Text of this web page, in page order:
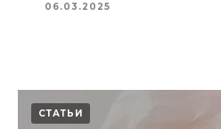
06.03.2025
СТАТЬИ